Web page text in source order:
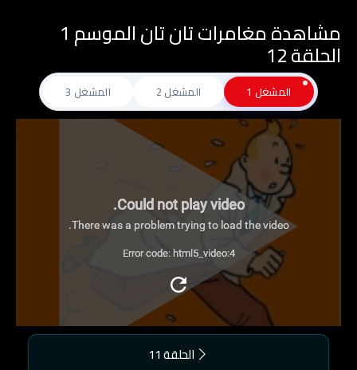
مشاهدة مغامرات تان تان الموسم 1
الحلقة 12
المشغل 1 المشغل 2 المشغل 3
Could not play video.
There was a problem trying to load the video.
Error code: html5_video:4
الحلقة 11